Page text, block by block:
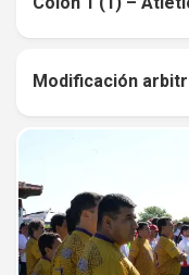
Modificación